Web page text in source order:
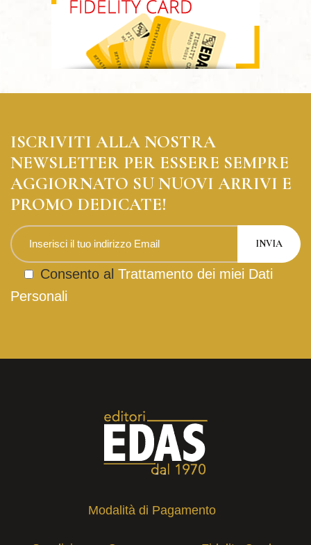
ISCRIVITI ALLA NOSTRA
NEWSLETTER PER ESSERE SEMPRE
AGGIORNATO SU NUOVI ARRIVI E
PROMO DEDICATE!
Consento al Trattamento dei miei Dati
Personali
Modalità di Pagamento